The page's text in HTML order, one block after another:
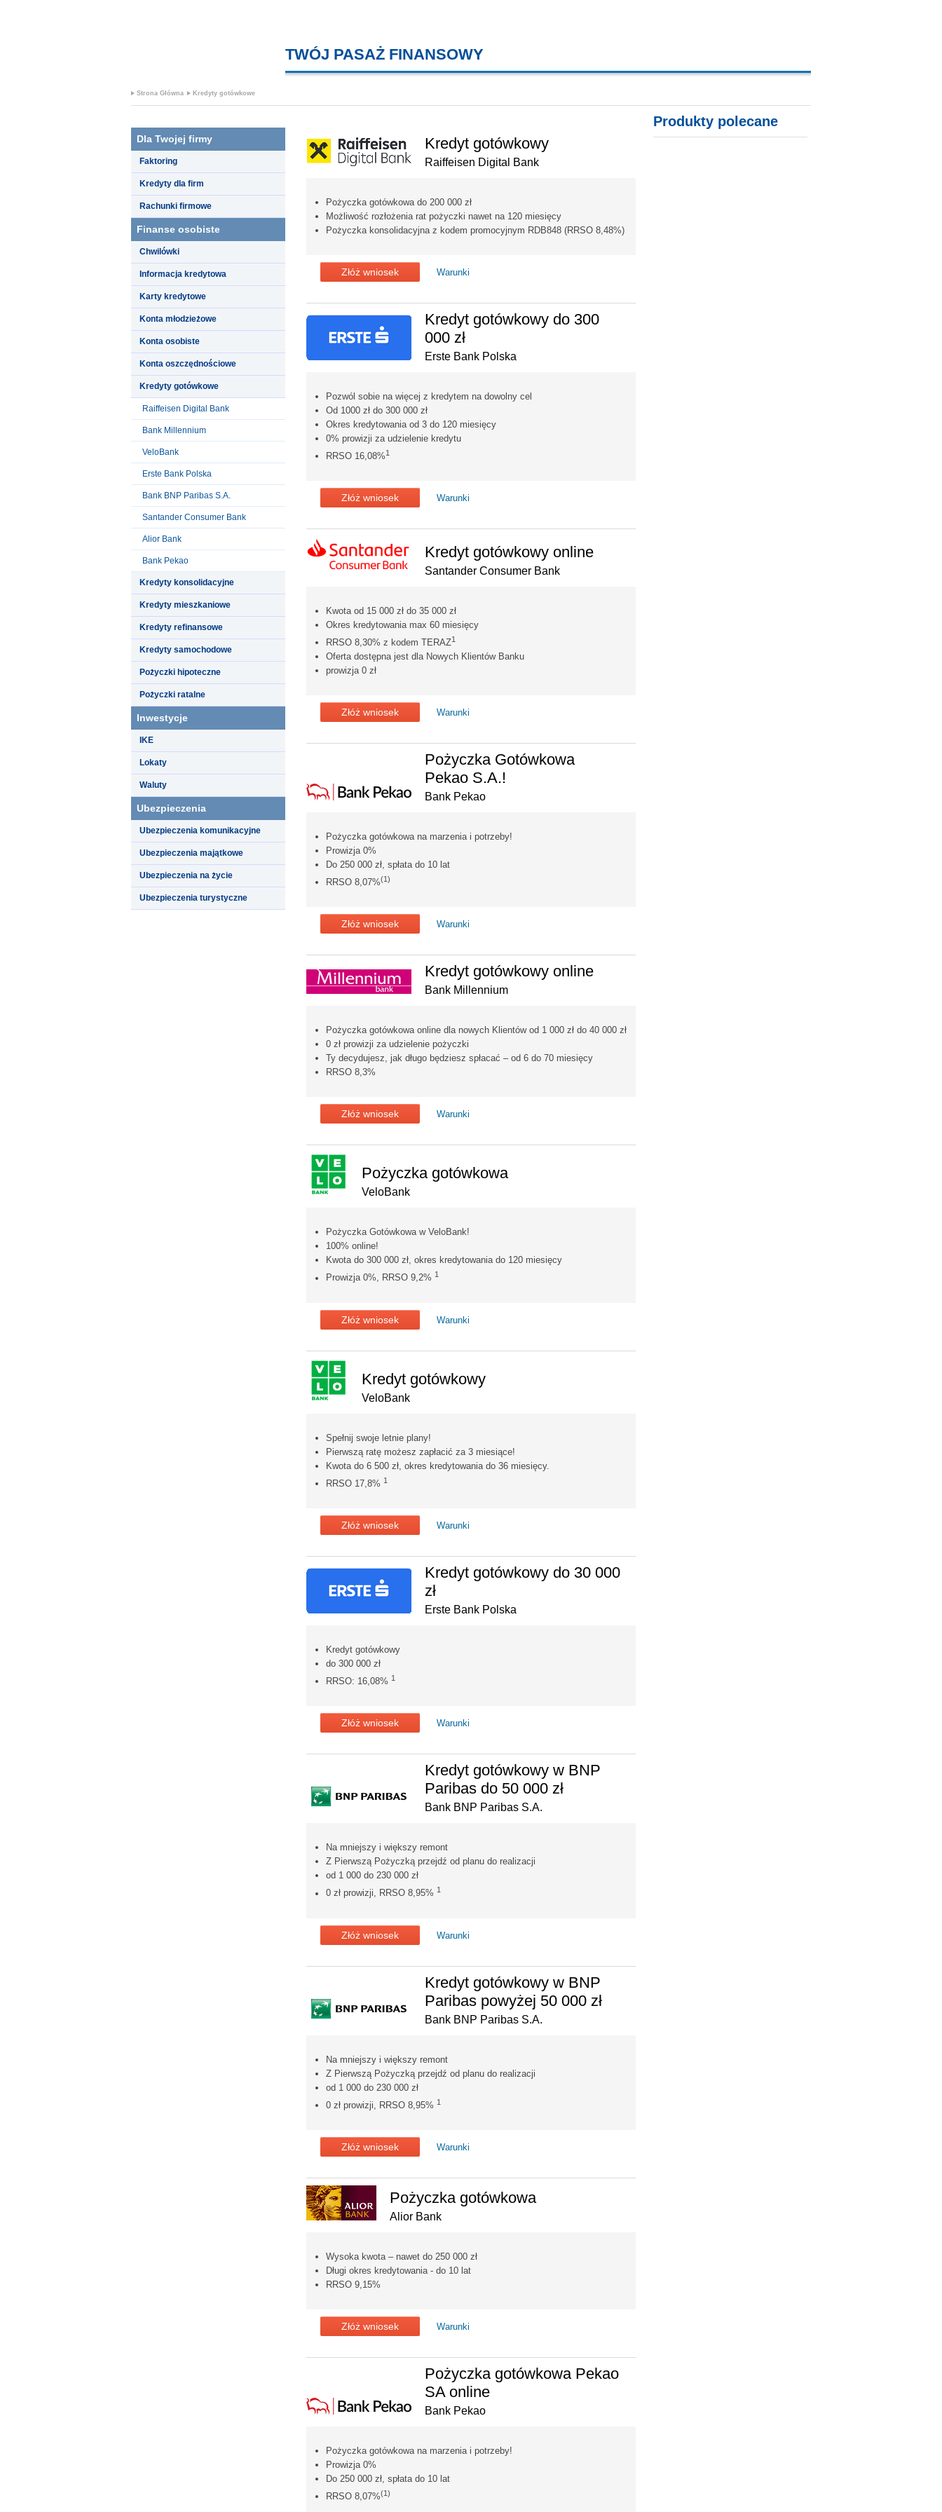
TWÓJ PASAŻ FINANSOWY
Strona Główna Kredyty gotówkowe
Dla Twojej firmy
Faktoring
Kredyty dla firm
Rachunki firmowe
Finanse osobiste
Chwilówki
Informacja kredytowa
Karty kredytowe
Konta młodzieżowe
Konta osobiste
Konta oszczędnościowe
Kredyty gotówkowe
Raiffeisen Digital Bank
Bank Millennium
VeloBank
Erste Bank Polska
Bank BNP Paribas S.A.
Santander Consumer Bank
Alior Bank
Bank Pekao
Kredyty konsolidacyjne
Kredyty mieszkaniowe
Kredyty refinansowe
Kredyty samochodowe
Pożyczki hipoteczne
Pożyczki ratalne
Inwestycje
IKE
Lokaty
Waluty
Ubezpieczenia
Ubezpieczenia komunikacyjne
Ubezpieczenia majątkowe
Ubezpieczenia na życie
Ubezpieczenia turystyczne
Kredyt gotówkowy
Raiffeisen Digital Bank
Pożyczka gotówkowa do 200 000 zł
Możliwość rozłożenia rat pożyczki nawet na 120 miesięcy
Pożyczka konsolidacyjna z kodem promocyjnym RDB848 (RRSO 8,48%)
Złóż wniosek Warunki
Kredyt gotówkowy do 300
000 zł
Erste Bank Polska
Pozwól sobie na więcej z kredytem na dowolny cel
Od 1000 zł do 300 000 zł
Okres kredytowania od 3 do 120 miesięcy
0% prowizji za udzielenie kredytu
RRSO 16,08%1
Złóż wniosek Warunki
Kredyt gotówkowy online
Santander Consumer Bank
Kwota od 15 000 zł do 35 000 zł
Okres kredytowania max 60 miesięcy
RRSO 8,30% z kodem TERAZ1
Oferta dostępna jest dla Nowych Klientów Banku
prowizja 0 zł
Złóż wniosek Warunki
Pożyczka Gotówkowa
Pekao S.A.!
Bank Pekao
Pożyczka gotówkowa na marzenia i potrzeby!
Prowizja 0%
Do 250 000 zł, spłata do 10 lat
RRSO 8,07%(1)
Złóż wniosek Warunki
Kredyt gotówkowy online
Bank Millennium
Pożyczka gotówkowa online dla nowych Klientów od 1 000 zł do 40 000 zł
0 zł prowizji za udzielenie pożyczki
Ty decydujesz, jak długo będziesz spłacać – od 6 do 70 miesięcy
RRSO 8,3%
Złóż wniosek Warunki
Pożyczka gotówkowa
VeloBank
Pożyczka Gotówkowa w VeloBank!
100% online!
Kwota do 300 000 zł, okres kredytowania do 120 miesięcy
Prowizja 0%, RRSO 9,2% 1
Złóż wniosek Warunki
Kredyt gotówkowy
VeloBank
Spełnij swoje letnie plany!
Pierwszą ratę możesz zapłacić za 3 miesiące!
Kwota do 6 500 zł, okres kredytowania do 36 miesięcy.
RRSO 17,8% 1
Złóż wniosek Warunki
Kredyt gotówkowy do 30 000
zł
Erste Bank Polska
Kredyt gotówkowy
do 300 000 zł
RRSO: 16,08% 1
Złóż wniosek Warunki
Kredyt gotówkowy w BNP
Paribas do 50 000 zł
Bank BNP Paribas S.A.
Na mniejszy i większy remont
Z Pierwszą Pożyczką przejdź od planu do realizacji
od 1 000 do 230 000 zł
0 zł prowizji, RRSO 8,95% 1
Złóż wniosek Warunki
Kredyt gotówkowy w BNP
Paribas powyżej 50 000 zł
Bank BNP Paribas S.A.
Na mniejszy i większy remont
Z Pierwszą Pożyczką przejdź od planu do realizacji
od 1 000 do 230 000 zł
0 zł prowizji, RRSO 8,95% 1
Złóż wniosek Warunki
Pożyczka gotówkowa
Alior Bank
Wysoka kwota – nawet do 250 000 zł
Długi okres kredytowania - do 10 lat
RRSO 9,15%
Złóż wniosek Warunki
Pożyczka gotówkowa Pekao
SA online
Bank Pekao
Pożyczka gotówkowa na marzenia i potrzeby!
Prowizja 0%
Do 250 000 zł, spłata do 10 lat
RRSO 8,07%(1)
Produkty polecane